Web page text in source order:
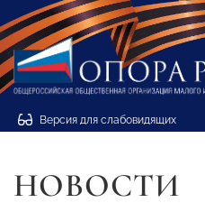
Версия для слабовидящих
НОВОСТИ